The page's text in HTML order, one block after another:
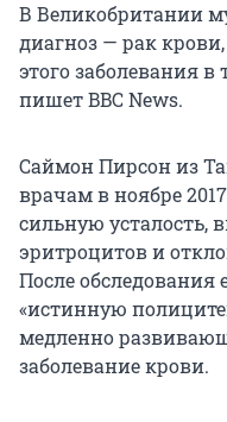
В Великобритании
диагноз — рак
этого заболевания в
пишет BBC News.
Саймон Пирсон из
врачам в ноябре
сильную усталость,
эритроцитов и
После обследования
«истинную
медленно
заболевание крови.